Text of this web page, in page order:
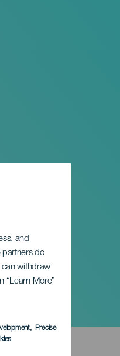
and
partners do
can withdraw
“Learn More”
, Precise